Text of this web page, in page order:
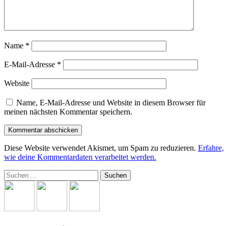
Name *
E-Mail-Adresse *
Website
Name, E-Mail-Adresse und Website in diesem Browser für
meinen nächsten Kommentar speichern.
Diese Website verwendet Akismet, um Spam zu reduzieren. Erfahre,
wie deine Kommentardaten verarbeitet werden.
Suchen
nach: